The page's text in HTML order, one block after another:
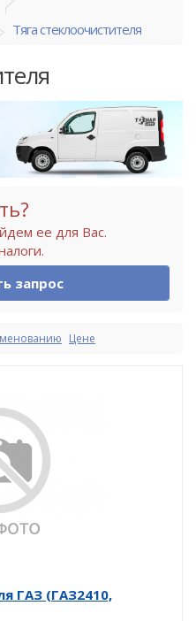
Тяга стеклоочистителя
ее для Вас.
запрос
Цене
ГАЗ (ГАЗ2410,